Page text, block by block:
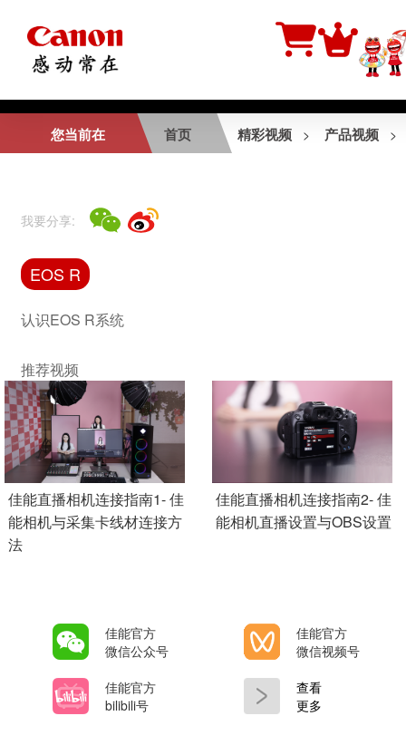
相关视频
絮
Add Pagination
您当前在 首页 精彩视频 > 产品视频 >
我要分享:
EOS R
认识EOS R系统
推荐视频
佳能直播相机连接指南1- 佳
能相机与采集卡线材连接方
法
佳能直播相机连接指南2- 佳
能相机直播设置与OBS设置
佳能官方
微信公众号
佳能官方
微信视频号
佳能官方
bilibili号
查看
更多